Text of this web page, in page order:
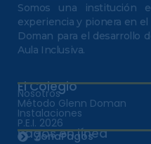
Somos una institución
experiencia y pionera en
Doman para el desarrollo
Aula Inclusiva.
El Colegio
Nosotros
Método Glenn Doman
Instalaciones
P.E.I. 2026
Pagos en línea
ZonaPagos